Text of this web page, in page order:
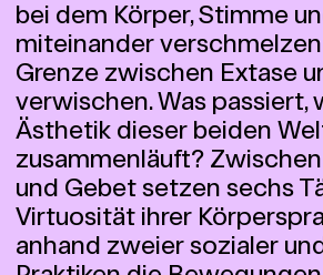
bei dem Körper, Stimme
miteinander
Grenze zwischen Extase
verwischen. Was passiert,
Ästhetik dieser beiden
zusammenläuft?
und Gebet setzen sechs
Virtuosität ihrer
anhand zweier sozialer